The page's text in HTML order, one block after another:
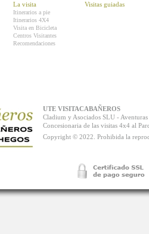
La visita
Itinerarios a pie
Itinerarios 4X4
Visita en Bicicleta
Centros Visitantes
Recomendaciones
Visitas guiadas
UTE VISITACABAÑEROS
Cladium y Asociados SLU -
Concesionaria de las visitas 4x4 al
Copyright © 2022. Prohibida la